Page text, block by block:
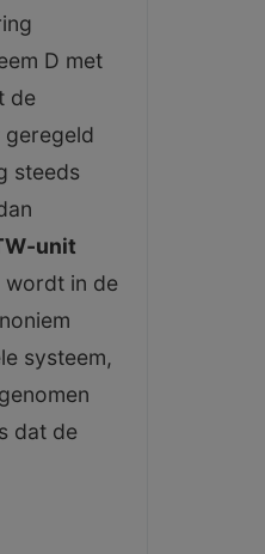
D met
de
steeds
unit
wordt in de
systeem,
dat de